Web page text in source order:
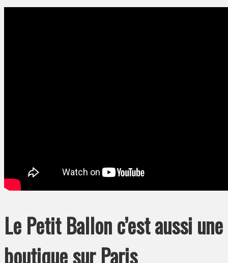
Le Petit Ballon c’est aussi une
boutique sur Paris